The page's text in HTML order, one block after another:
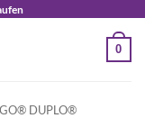
0
DUPLO®